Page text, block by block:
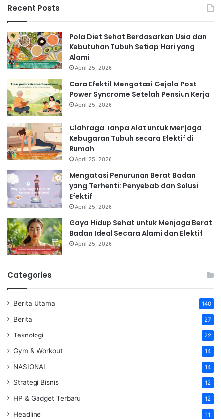
Recent Posts
Pola Diet Sehat Berdasarkan Usia dan
Kebutuhan Tubuh Setiap Hari yang
Alami
April 25, 2026
Cara Efektif Mengatasi Gejala Post
Power Syndrome Setelah Pensiun Kerja
April 25, 2026
Olahraga Tanpa Alat untuk Menjaga
Kebugaran Tubuh secara Efektif di
Rumah
April 25, 2026
Mengatasi Penurunan Berat Badan
yang Terhenti: Penyebab dan Solusi
Efektif
April 25, 2026
Gaya Hidup Sehat untuk Menjaga Berat
Badan Ideal Secara Alami dan Efektif
April 25, 2026
Categories
Berita Utama 140
Berita 27
Teknologi 22
Gym & Workout 14
NASIONAL 14
Strategi Bisnis 12
HP & Gadget Terbaru 12
Headline 11